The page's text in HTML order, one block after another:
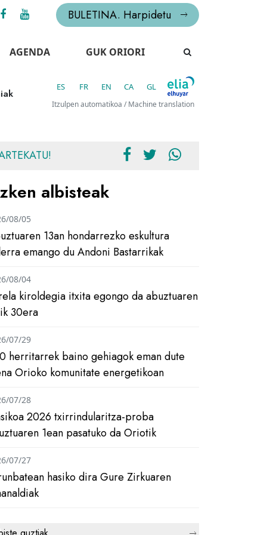
BULETINA. Harpidetu
AGENDA GUK ORIORI
ES FR EN CA GL
Itzulpen automatikoa / Machine translation
albisteak
13an hondarrezko eskultura
emango du Andoni Bastarrikak
08/05
kiroldegia itxita egongo da abuztuaren
30era
08/04
herritarrek baino gehiagok eman dute
Orioko komunitate energetikoan
07/29
2026 txirrindularitza-proba
1ean pasatuko da Oriotik
07/28
hasiko dira Gure Zirkuaren
07/27